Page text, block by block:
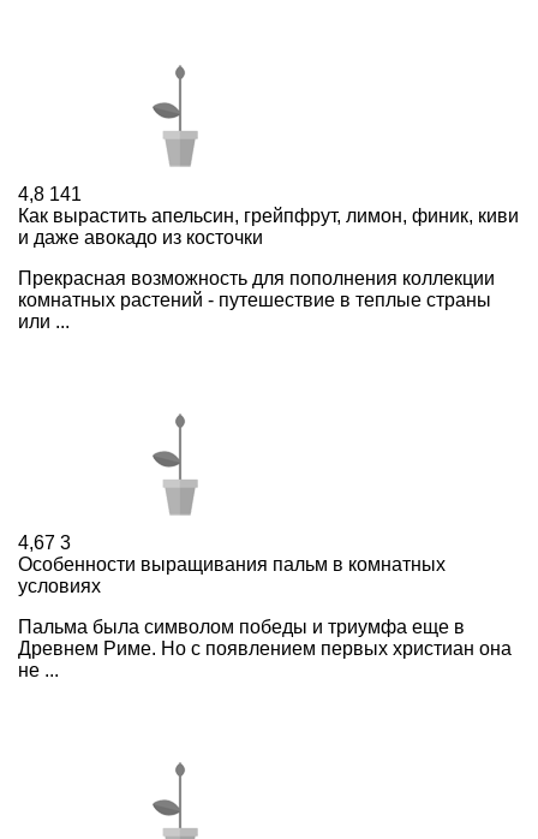
4,8 141
Как вырастить апельсин, грейпфрут, лимон, финик, киви
и даже авокадо из косточки
Прекрасная возможность для пополнения коллекции
комнатных растений - путешествие в теплые страны
или ...
4,67 3
Особенности выращивания пальм в комнатных
условиях
Пальма была символом победы и триумфа еще в
Древнем Риме. Но с появлением первых христиан она
не ...